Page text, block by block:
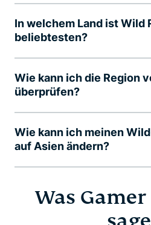
In welchem Land ist Wild
beliebtesten?
Wie kann ich die Region
überprüfen?
Wie kann ich meinen
auf Asien ändern?
Was